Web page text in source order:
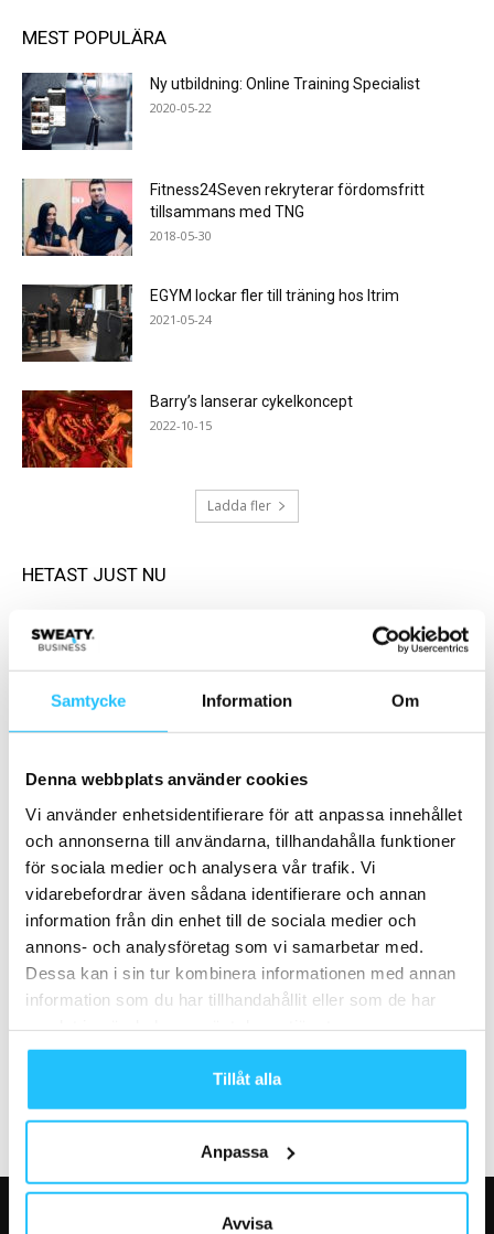
Samtycke Information Om
Denna webbplats använder cookies
Vi använder enhetsidentifierare för att anpassa innehållet
och annonserna till användarna, tillhandahålla funktioner
för sociala medier och analysera vår trafik. Vi
vidarebefordrar även sådana identifierare och annan
information från din enhet till de sociala medier och
annons- och analysföretag som vi samarbetar med.
Dessa kan i sin tur kombinera informationen med annan
information som du har tillhandahållit eller som de har
Tillåt alla
Anpassa
Avvisa
MEST POPULÄRA
Ny utbildning: Online Training Specialist
2020-05-22
​Fitness24Seven rekryterar fördomsfritt
tillsammans med TNG
2018-05-30
EGYM lockar fler till träning hos Itrim
2021-05-24
Barry’s lanserar cykelkoncept
2022-10-15
Ladda fler
HETAST JUST NU
Podcast: Peter Carlsson –
Health Club
Bildextra: Succé för Concepts
Business
Träningsplattformen Troopr
gjorde succé i Draknästet –
backas av techprofiler
Gym
Skapa viktiga vanor för dina
medlemmar